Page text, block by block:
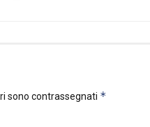
sono contrassegnati *